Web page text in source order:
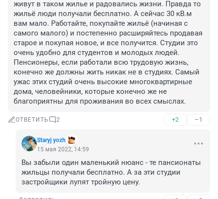
живут в таком жилье и радовались жизни. Правда то
жильё люди получали бесплатно. А сейчас 30 кВ.м
вам мало. Работайте, покупайте жильё (начиная с
самого малого) и постепенно расширяйтесь продавая
старое и покупая новое, и все получится. Студии это
очень удобно для студентов и молодых людей.
Пенсионеры, если работали всю трудовую жизнь,
конечно же должны жить никак не в студиях. Самый
ужас этих студий очень высокие многоквартирные
дома, человейники, которые конечно же не
благоприятны для проживания во всех смыслах.
ОТВЕТИТЬ 2 +2 –1
Staryj yozh
15 мая 2022, 14:59
Вы забыли один маленький нюанс - те пансионаты
жильцы получали бесплатно. А за эти студии
застройщики лупят тройную цену.